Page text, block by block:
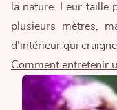
la nature. Leur taille
plusieurs mètres,
d’intérieur qui
Comment entretenir